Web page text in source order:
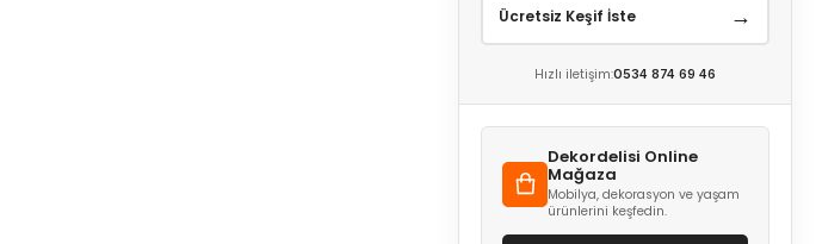
Ücretsiz Keşif İste →
Hızlı iletişim:0534 874 69 46
Dekordelisi Online
Mağaza
Mobilya, dekorasyon ve yaşam
ürünlerini keşfedin.